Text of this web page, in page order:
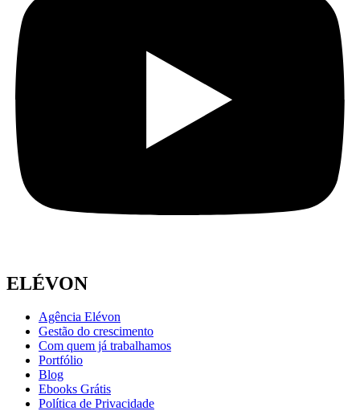
ELÉVON
Agência Elévon
Gestão do crescimento
Com quem já trabalhamos
Portfólio
Blog
Ebooks Grátis
Política de Privacidade